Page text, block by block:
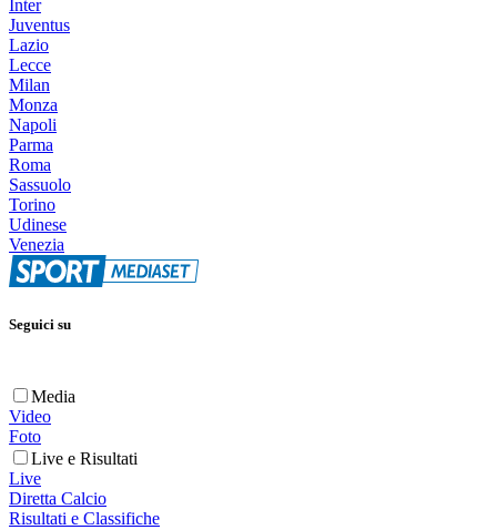
Inter
Juventus
Lazio
Lecce
Milan
Monza
Napoli
Parma
Roma
Sassuolo
Torino
Udinese
Venezia
Seguici su
Media
Video
Foto
Live e Risultati
Live
Diretta Calcio
Risultati e Classifiche